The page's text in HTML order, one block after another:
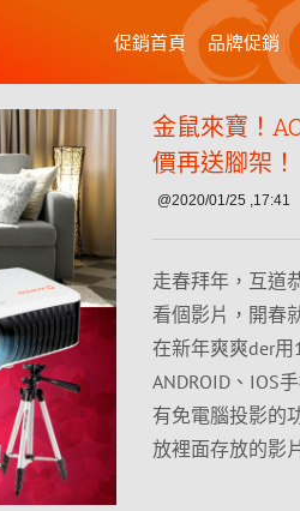
促銷首頁 品牌促銷
金鼠來寶！
價再送腳架！
@2020/01/25 ,17:41
走春拜年，互道
看個影片，開春
在新年爽爽der
ANDROID、IOS
有免電腦投影的
放裡面存放的影